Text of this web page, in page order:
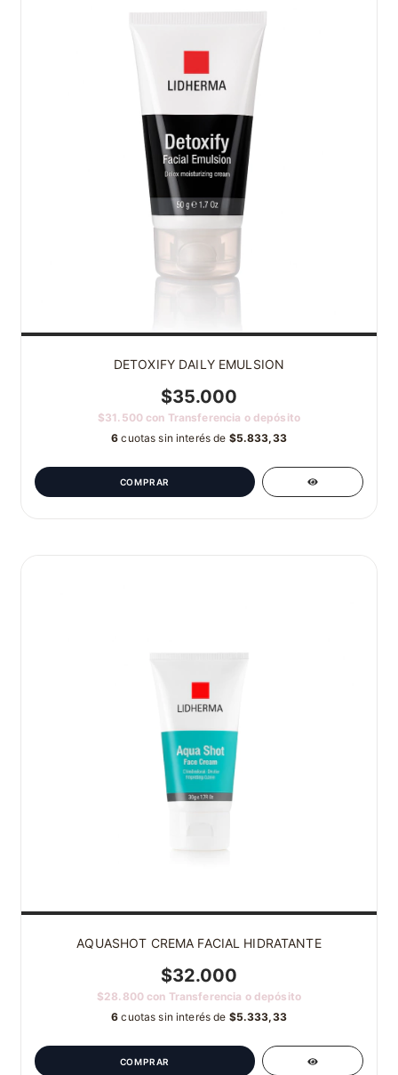
DETOXIFY DAILY EMULSION
$35.000
$31.500con Transferencia o depósito
6 cuotas sin interés de $5.833,33
AQUASHOT CREMA FACIAL HIDRATANTE
$32.000
$28.800con Transferencia o depósito
6 cuotas sin interés de $5.333,33